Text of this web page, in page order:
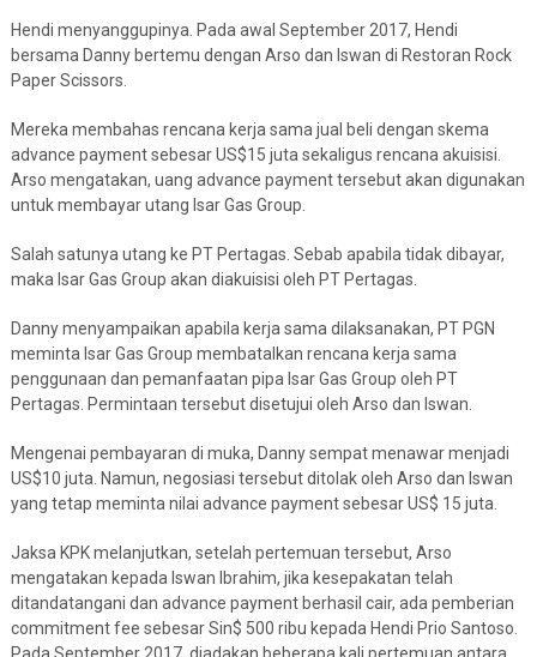
Hendi menyanggupinya. Pada awal September 2017, Hendi
bersama Danny bertemu dengan Arso dan Iswan di Restoran Rock
Paper Scissors.
Mereka membahas rencana kerja sama jual beli dengan skema
advance payment sebesar US$15 juta sekaligus rencana akuisisi.
Arso mengatakan, uang advance payment tersebut akan digunakan
untuk membayar utang Isar Gas Group.
Salah satunya utang ke PT Pertagas. Sebab apabila tidak dibayar,
maka Isar Gas Group akan diakuisisi oleh PT Pertagas.
Danny menyampaikan apabila kerja sama dilaksanakan, PT PGN
meminta Isar Gas Group membatalkan rencana kerja sama
penggunaan dan pemanfaatan pipa Isar Gas Group oleh PT
Pertagas. Permintaan tersebut disetujui oleh Arso dan Iswan.
Mengenai pembayaran di muka, Danny sempat menawar menjadi
US$10 juta. Namun, negosiasi tersebut ditolak oleh Arso dan Iswan
yang tetap meminta nilai advance payment sebesar US$ 15 juta.
Jaksa KPK melanjutkan, setelah pertemuan tersebut, Arso
mengatakan kepada Iswan Ibrahim, jika kesepakatan telah
ditandatangani dan advance payment berhasil cair, ada pemberian
commitment fee sebesar Sin$ 500 ribu kepada Hendi Prio Santoso.